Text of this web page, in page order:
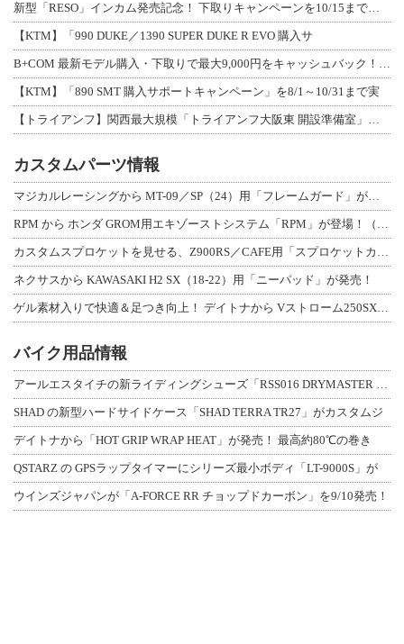
新型「RESO」インカム発売記念！ 下取りキャンペーンを10/15まで延長して開
【KTM】「990 DUKE／1390 SUPER DUKE R EVO 購入サ
B+COM 最新モデル購入・下取りで最大9,000円をキャッシュバック！「B+F
【KTM】「890 SMT 購入サポートキャンペーン」を8/1～10/31まで実
【トライアンフ】関西最大規模「トライアンフ大阪東 開設準備室」がオープン！ 限定
カスタムパーツ情報
マジカルレーシングから MT-09／SP（24）用「フレームガード」が登場！
RPM から ホンダ GROM用エキゾーストシステム「RPM」が登場！（動画あり
カスタムスプロケットを見せる、Z900RS／CAFE用「スプロケットカバーフルキ
ネクサスから KAWASAKI H2 SX（18-22）用「ニーパッド」が発売！
ゲル素材入りで快適＆足つき向上！ デイトナから Vストローム250SX用「快適ロ
バイク用品情報
アールエスタイチの新ライディングシューズ「RSS016 DRYMASTER スト
SHAD の新型ハードサイドケース「SHAD TERRA TR27」がカスタムジ
デイトナから「HOT GRIP WRAP HEAT」が発売！ 最高約80℃の巻き
QSTARZ の GPSラップタイマーにシリーズ最小ボディ「LT-9000S」が
ウインズジャパンが「A-FORCE RR チョップドカーボン」を9/10発売！